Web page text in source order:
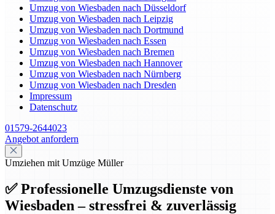
Umzug von Wiesbaden nach Düsseldorf
Umzug von Wiesbaden nach Leipzig
Umzug von Wiesbaden nach Dortmund
Umzug von Wiesbaden nach Essen
Umzug von Wiesbaden nach Bremen
Umzug von Wiesbaden nach Hannover
Umzug von Wiesbaden nach Nürnberg
Umzug von Wiesbaden nach Dresden
Impressum
Datenschutz
01579-2644023
Angebot anfordern
Umziehen mit Umzüge Müller
✅ Professionelle Umzugsdienste von
Wiesbaden – stressfrei & zuverlässig